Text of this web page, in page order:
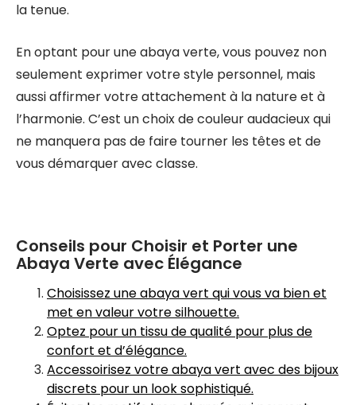
la tenue.
En optant pour une abaya verte, vous pouvez non
seulement exprimer votre style personnel, mais
aussi affirmer votre attachement à la nature et à
l’harmonie. C’est un choix de couleur audacieux qui
ne manquera pas de faire tourner les têtes et de
vous démarquer avec classe.
Conseils pour Choisir et Porter une
Abaya Verte avec Élégance
Choisissez une abaya vert qui vous va bien et
met en valeur votre silhouette.
Optez pour un tissu de qualité pour plus de
confort et d’élégance.
Accessoirisez votre abaya vert avec des bijoux
discrets pour un look sophistiqué.